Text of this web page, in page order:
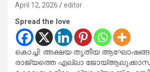
April 12, 2026 editor
Spread the love
കൊച്ചി: അക്ഷയ തൃതീയ
രാജ്യത്തെ എല്ലാ